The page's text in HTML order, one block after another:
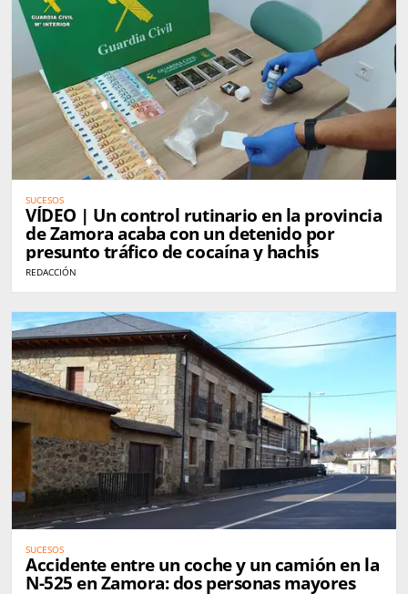
SUCESOS
VÍDEO | Un control rutinario en la provincia
de Zamora acaba con un detenido por
presunto tráfico de cocaína y hachís
REDACCIÓN
SUCESOS
Accidente entre un coche y un camión en la
N-525 en Zamora: dos personas mayores